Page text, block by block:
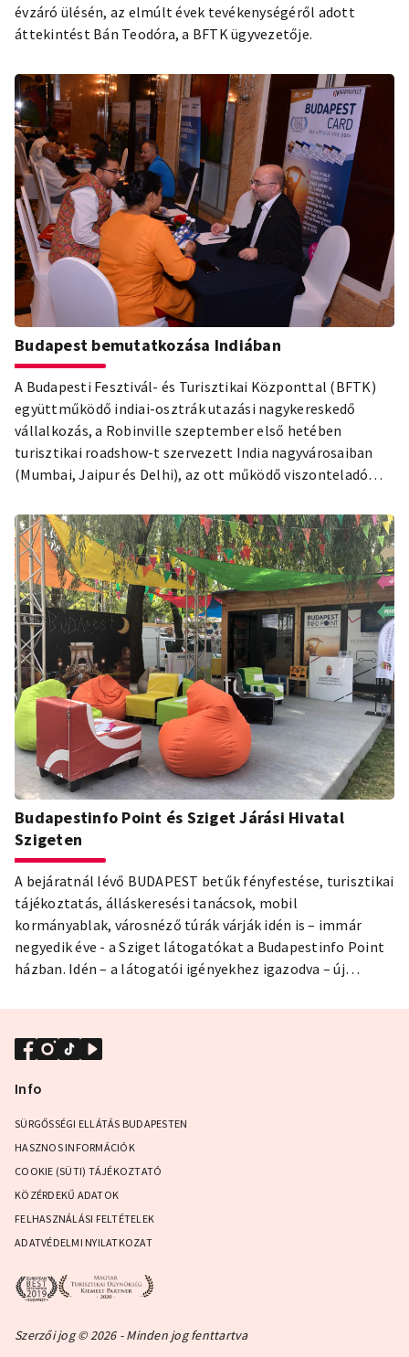
évzáró ülésén, az elmúlt évek tevékenységéről adott
áttekintést Bán Teodóra, a BFTK ügyvezetője.
Budapest bemutatkozása Indiában
A Budapesti Fesztivál- és Turisztikai Központtal (BFTK)
együttműködő indiai-osztrák utazási nagykereskedő
vállalkozás, a Robinville szeptember első hetében
turisztikai roadshow-t szervezett India nagyvárosaiban
(Mumbai, Jaipur és Delhi), az ott működő viszonteladó
európai célpontok bemutatására.
Budapestinfo Point és Sziget Járási Hivatal
Szigeten
A bejáratnál lévő BUDAPEST betűk fényfestése, turisztikai
tájékoztatás, álláskeresési tanácsok, mobil
kormányablak, városnéző túrák várják idén is – immár
negyedik éve - a Sziget látogatókat a Budapestinfo Point
házban. Idén – a látogatói igényekhez igazodva – új
segítve – külön Budapestinfo pultban várják turisztikai
információkkal, valamint kormányablakkal a közönséget.
Info
SÜRGŐSSÉGI ELLÁTÁS BUDAPESTEN
HASZNOS INFORMÁCIÓK
COOKIE (SÜTI) TÁJÉKOZTATÓ
KÖZÉRDEKŰ ADATOK
FELHASZNÁLÁSI FELTÉTELEK
ADATVÉDELMI NYILATKOZAT
Szerzői jog © 2026 - Minden jog fenttartva